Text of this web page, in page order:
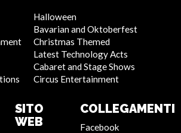
Halloween
Bavarian and Oktoberfest
Christmas Themed
Latest Technology Acts
Cabaret and Stage Shows
Circus Entertainment
SITO
WEB
COLLEGAMENTI
Facebook